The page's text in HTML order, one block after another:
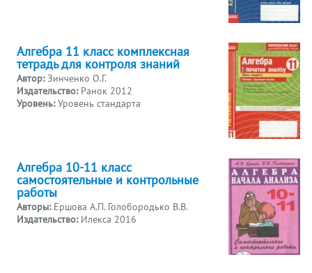
Алгебра 11 класс комплексная
тетрадь для контроля знаний
Автор:Зинченко О.Г.
Издательство: Ранок 2012
Уровень: Уровень стандарта
Алгебра 10-11 класс
самостоятельные и контрольные
работы
Авторы: Ершова А.П. Голобородько В.В.
Издательство: Илекса 2016